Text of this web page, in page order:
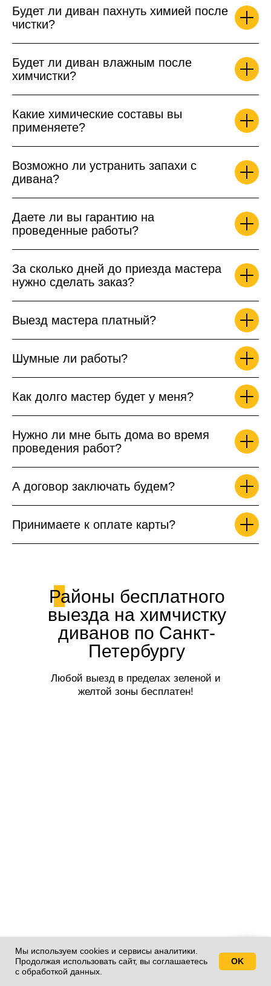
Свяжитесь с нами!
Мы используем cookies и сервисы аналитики.
Продолжая использовать сайт, вы соглашаетесь
с обработкой данных.
OK
Будет ли диван пахнуть химией после
чистки?
Будет ли диван влажным после
химчистки?
Какие химические составы вы
применяете?
Возможно ли устранить запахи с
дивана?
Даете ли вы гарантию на
проведенные работы?
За сколько дней до приезда мастера
нужно сделать заказ?
Выезд мастера платный?
Шумные ли работы?
Как долго мастер будет у меня?
Нужно ли мне быть дома во время
проведения работ?
А договор заключать будем?
Принимаете к оплате карты?
Районы бесплатного
выезда на химчистку
диванов по Санкт-
Петербургу
Любой выезд в пределах зеленой и
желтой зоны бесплатен!